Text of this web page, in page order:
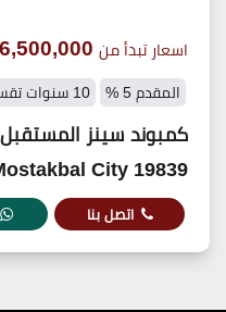
اسعار تبدأ من
المقدم 5 % 10 سنوات تقسيط
كمبوند سينز
19839 Scenes Mostakbal City - فيلات فقط
اتصل بنا